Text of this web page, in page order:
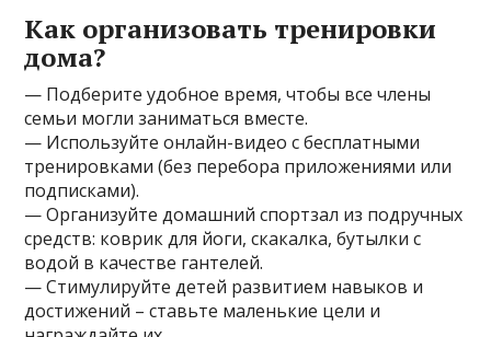
Как организовать тренировки
дома?
— Подберите удобное время, чтобы все члены
семьи могли заниматься вместе.
— Используйте онлайн-видео с бесплатными
тренировками (без перебора приложениями или
подписками).
— Организуйте домашний спортзал из подручных
средств: коврик для йоги, скакалка, бутылки с
водой в качестве гантелей.
— Стимулируйте детей развитием навыков и
достижений – ставьте маленькие цели и